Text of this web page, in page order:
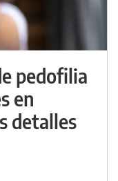
pedofilia
en
detalles